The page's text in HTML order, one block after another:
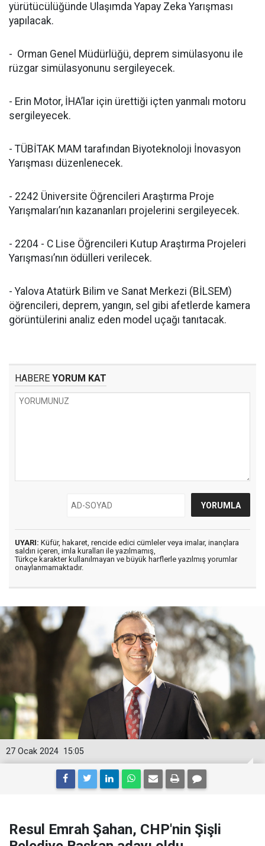
yürütücülüğünde Ulaşımda Yapay Zeka Yarışması
yapılacak.
- Orman Genel Müdürlüğü, deprem simülasyonu ile
rüzgar simülasyonunu sergileyecek.
- Erin Motor, İHA’lar için ürettiği içten yanmalı motoru
sergileyecek.
- TÜBİTAK MAM tarafından Biyoteknoloji İnovasyon
Yarışması düzenlenecek.
- 2242 Üniversite Öğrencileri Araştırma Proje
Yarışmaları’nın kazananları projelerini sergileyecek.
- 2204 - C Lise Öğrencileri Kutup Araştırma Projeleri
Yarışması’nın ödülleri verilecek.
- Yalova Atatürk Bilim ve Sanat Merkezi (BİLSEM)
öğrencileri, deprem, yangın, sel gibi afetlerde kamera
görüntülerini analiz eden model uçağı tanıtacak.
HABERE YORUM KAT
UYARI: Küfür, hakaret, rencide edici cümleler veya imalar, inançlara
saldırı içeren, imla kuralları ile yazılmamış,
Türkçe karakter kullanılmayan ve büyük harflerle yazılmış yorumlar
onaylanmamaktadır.
15:05
27 Ocak 2024
Resul Emrah Şahan, CHP'nin Şişli